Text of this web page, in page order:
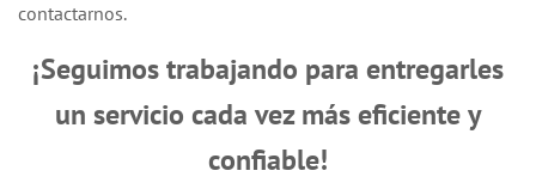
contactarnos.
¡Seguimos trabajando para entregarles
un servicio cada vez más eficiente y
confiable!